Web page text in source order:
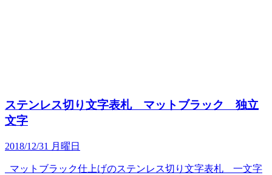
ステンレス切り文字表札 マットブラック 独立
文字
2018/12/31 月曜日
マットブラック仕上げのステンレス切り文字表札 一文字